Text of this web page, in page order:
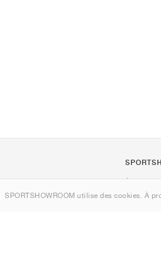
SPORTSHOWROOM utilise des cookies. À
Contact